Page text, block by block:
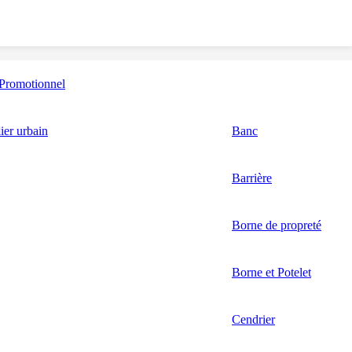
urbain Banc
Barrière
Borne de propreté
Borne et Potelet
Cendrier